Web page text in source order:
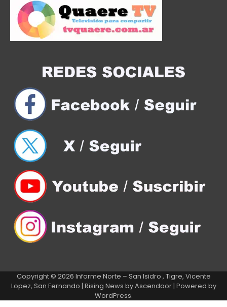
Copyright © 2026 Informe Norte – San Isidro , Tigre, Vicente
Lopez, San Fernando | Rising News byAscendoor| Powered by
WordPress.